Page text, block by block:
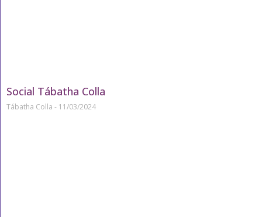
Social Tábatha Colla
Tábatha Colla 11/03/2024